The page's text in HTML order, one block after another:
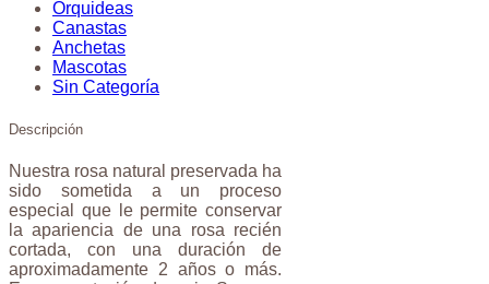
Orquideas
Canastas
Anchetas
Mascotas
Sin Categoría
Descripción
Nuestra rosa natural preservada ha
sido sometida a un proceso
especial que le permite conservar
la apariencia de una rosa recién
cortada, con una duración de
aproximadamente 2 años o más.